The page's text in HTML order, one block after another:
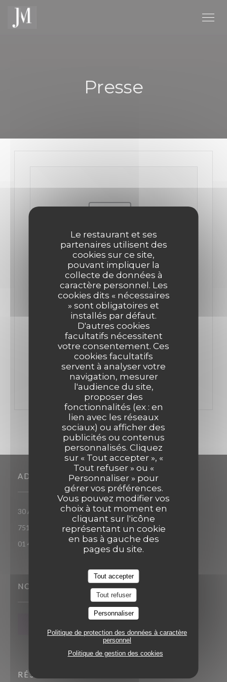
Personnalisation de vos choix en matière de cookies
Le restaurant et ses
partenaires utilisent des
cookies sur ce site,
pouvant impliquer la
collecte de données à
caractère personnel. Les
cookies dits « nécessaires
» sont obligatoires et
installés par défaut.
D'autres cookies
facultatifs nécessitent
votre consentement. Ces
cookies facultatifs
servent à analyser votre
navigation, mesurer
l'audience du site,
proposer des
fonctionnalités (ex : en
lien avec les réseaux
sociaux) ou afficher des
publicités ou contenus
personnalisés. Cliquez
sur « Tout accepter », «
Tout refuser » ou «
Personnaliser » pour
gérer vos préférences.
Vous pouvez modifier vos
choix à tout moment en
cliquant sur l'icône
représentant un cookie
en bas à gauche des
pages du site.
Tout accepter
Tout refuser
Personnaliser
Politique de protection des données à caractère
personnel
Politique de gestion des cookies
Presse
COUP DE FOUDRE POUR LA TABLE J'M !
LIRE L'ARTICLE((OUVRE UNE NOUVELLE FENÊTRE))
VOIR L'ARTICLE((OUVRE UNE NOUVELLE FENÊTRE))
ADRESSE
30 Avenue Hubert Germain - ancienne avenue Bugeaud
75116 Paris
((ouvre une nouvelle fenêtre))
01 43 59 75 39
NOUS SUIVRE
RÉSERVATION